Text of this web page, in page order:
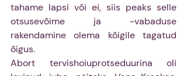
tahame lapsi või ei, siis peaks selle
otsusevõime ja -vabaduse
rakendamine olema kõigile tagatud
õigus.
Abort tervishoiuprotseduurina oli